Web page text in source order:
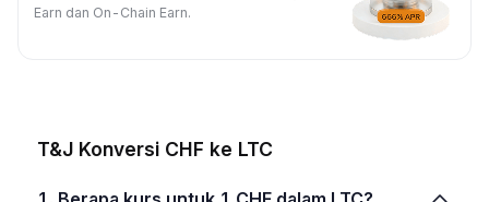
Earn dan On-Chain Earn.
T&J Konversi CHF ke LTC